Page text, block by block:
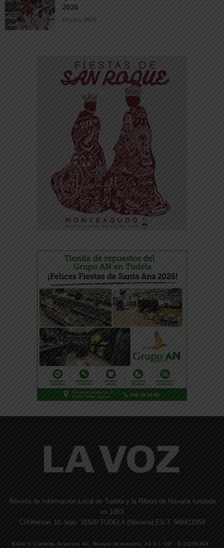
2026
23 julio, 2026
Revista de Información Local de Tudela y la Ribera de Navarra fundada
en 1953
C/Alhemas 10, bajo. 31500 TUDELA (Navarra) ES T. 948411059
Edita © Córdoba Acarreta AC, Ramos Hernández, JJ S.I. CIF · E-71185169 ·